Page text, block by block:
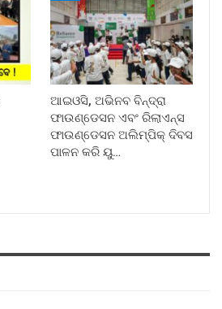
ଆଇଓସି, ଅଭିନବ ବିନ୍ଦ୍ରା
ଫାଉଣ୍ଡେସନ ଏବଂ ରିଲାଏନ୍ସ
ଫାଉଣ୍ଡେସନ ଅଲିମ୍ପିକ୍ ଦିବସ
ପାଳନ କରି ୟୁ…